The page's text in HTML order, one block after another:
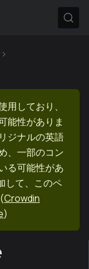
しており、
能性がありま
ジナルの英語
、一部のコン
る可能性があ
して、このペ
(Crowdin
)